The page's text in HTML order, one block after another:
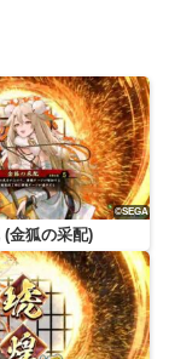
(金狐の采配)